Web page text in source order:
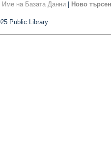
Име на Базата Данни Ново
Public Library